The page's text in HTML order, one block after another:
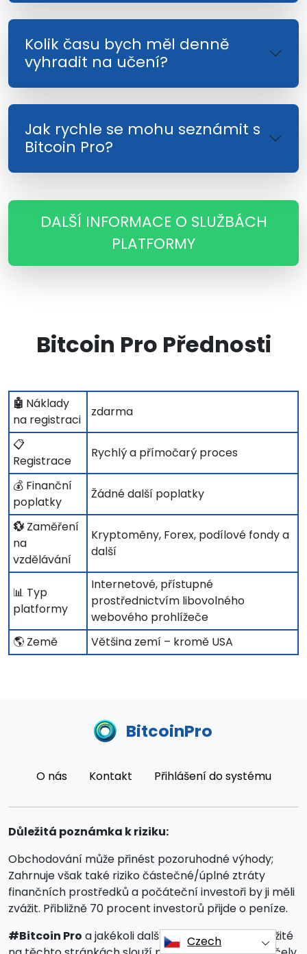
Kolik času bych měl denně
vyhradit na učení?
Jak rychle se mohu seznámit s
Bitcoin Pro?
DALŠÍ INFORMACE O SLUŽBÁCH
PLATFORMY
Bitcoin Pro Přednosti
🤖 Náklady
na registraci
zdarma
📋
Registrace
Rychlý a přímočarý proces
💰 Finanční
poplatky
Žádné další poplatky
💱 Zaměření
na
vzdělávání
Kryptoměny, Forex, podílové fondy a
další
📊 Typ
platformy
Internetové, přístupné
prostřednictvím libovolného
webového prohlížeče
🌎 Země
Většina zemí – kromě USA
BitcoinPro
O nás Kontakt Přihlášení do systému
Důležitá poznámka k riziku:
Obchodování může přinést pozoruhodné výhody;
Zahrnuje však také riziko částečné/úplné ztráty
finančních prostředků a počáteční investoři by ji měli
zvážit. Přibližně 70 procent investorů přijde o peníze.
#Bitcoin Pro a jakékoli další obchodní názvy použité
Czech